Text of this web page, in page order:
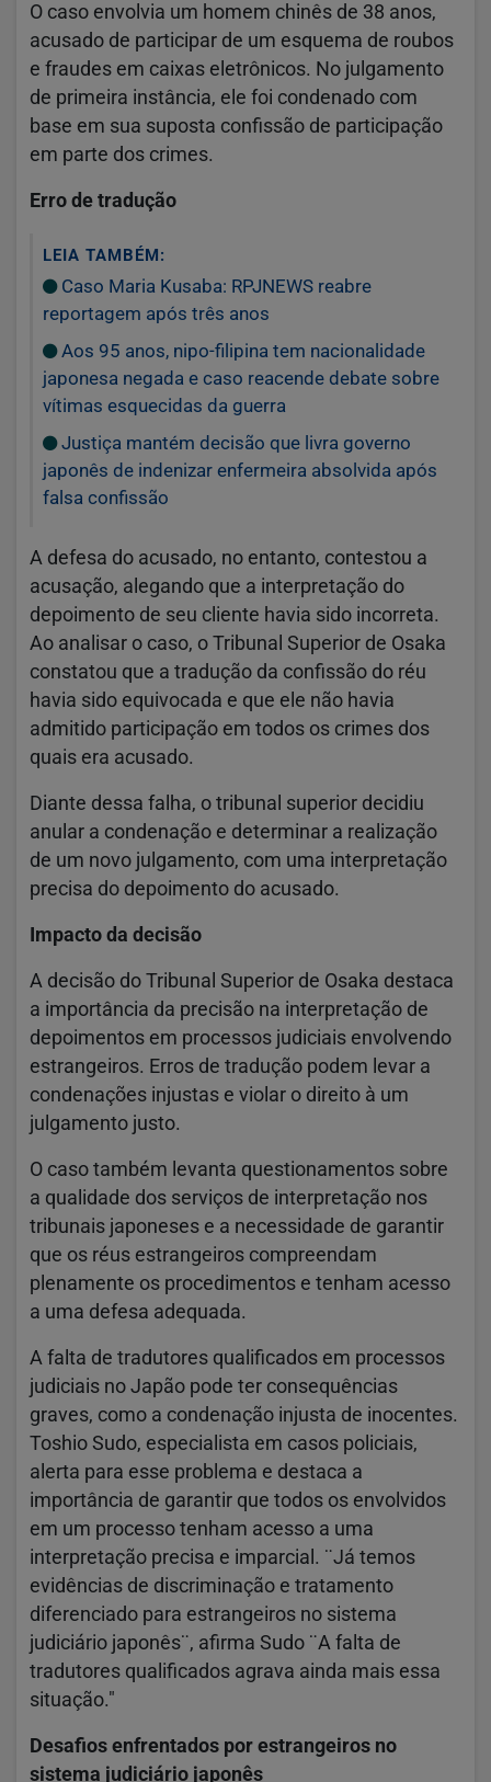
O caso envolvia um homem chinês de 38 anos,
acusado de participar de um esquema de roubos
e fraudes em caixas eletrônicos. No julgamento
de primeira instância, ele foi condenado com
base em sua suposta confissão de participação
em parte dos crimes.
Erro de tradução
LEIA TAMBÉM:
Caso Maria Kusaba: RPJNEWS reabre
reportagem após três anos
Aos 95 anos, nipo-filipina tem nacionalidade
japonesa negada e caso reacende debate sobre
vítimas esquecidas da guerra
Justiça mantém decisão que livra governo
japonês de indenizar enfermeira absolvida após
falsa confissão
A defesa do acusado, no entanto, contestou a
acusação, alegando que a interpretação do
depoimento de seu cliente havia sido incorreta.
Ao analisar o caso, o Tribunal Superior de Osaka
constatou que a tradução da confissão do réu
havia sido equivocada e que ele não havia
admitido participação em todos os crimes dos
quais era acusado.
Diante dessa falha, o tribunal superior decidiu
anular a condenação e determinar a realização
de um novo julgamento, com uma interpretação
precisa do depoimento do acusado.
Impacto da decisão
A decisão do Tribunal Superior de Osaka destaca
a importância da precisão na interpretação de
depoimentos em processos judiciais envolvendo
estrangeiros. Erros de tradução podem levar a
condenações injustas e violar o direito à um
julgamento justo.
O caso também levanta questionamentos sobre
a qualidade dos serviços de interpretação nos
tribunais japoneses e a necessidade de garantir
que os réus estrangeiros compreendam
plenamente os procedimentos e tenham acesso
a uma defesa adequada.
A falta de tradutores qualificados em processos
judiciais no Japão pode ter consequências
graves, como a condenação injusta de inocentes.
Toshio Sudo, especialista em casos policiais,
alerta para esse problema e destaca a
importância de garantir que todos os envolvidos
em um processo tenham acesso a uma
interpretação precisa e imparcial. ¨Já temos
evidências de discriminação e tratamento
diferenciado para estrangeiros no sistema
judiciário japonês¨, afirma Sudo ¨A falta de
tradutores qualificados agrava ainda mais essa
situação."
Desafios enfrentados por estrangeiros no
sistema judiciário japonês